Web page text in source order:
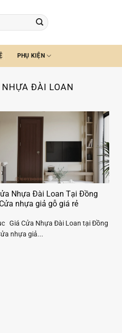
PHỤ KIỆN
ĐÀI LOAN
Nhựa Đài Loan Tại Đồng
nhựa giả gỗ giá rẻ
Giá Cửa Nhựa Đài Loan tại Đồng
nhựa giả...